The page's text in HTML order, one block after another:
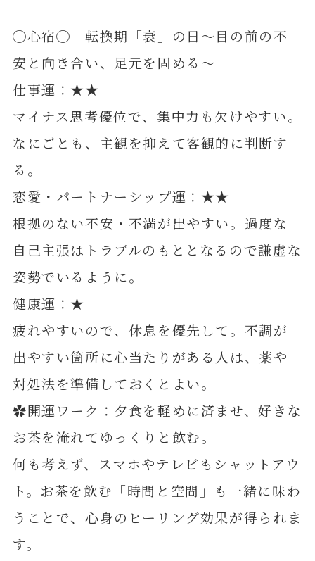
◯心宿◯ 転換期「衰」の日～目の前の不
安と向き合い、足元を固める～
仕事運：★★
マイナス思考優位で、集中力も欠けやすい。
なにごとも、主観を抑えて客観的に判断す
る。
恋愛・パートナーシップ運：★★
根拠のない不安・不満が出やすい。過度な
自己主張はトラブルのもととなるので謙虚な
姿勢でいるように。
健康運：★
疲れやすいので、休息を優先して。不調が
出やすい箇所に心当たりがある人は、薬や
対処法を準備しておくとよい。
✿開運ワーク：夕食を軽めに済ませ、好きな
お茶を淹れてゆっくりと飲む。
何も考えず、スマホやテレビもシャットアウ
ト。お茶を飲む「時間と空間」も一緒に味わ
うことで、心身のヒーリング効果が得られま
す。